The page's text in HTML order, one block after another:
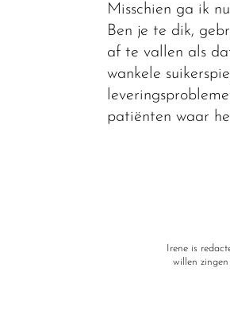
Misschien ga ik
Ben je te dik,
af te vallen als
wankele
patiënten waar
Irene is
willen